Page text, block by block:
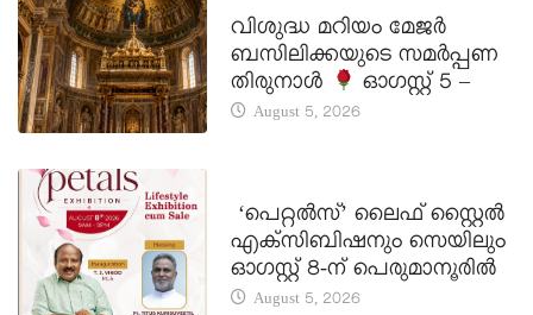
വിശുദ്ധ മറിയം മേജർ
ബസിലിക്കയുടെ സമർപ്പണ
തിരുനാൾ
ഓഗസ്റ്റ് 5 –
August 5, 2026
‘പെറ്റൽസ്’ ലൈഫ് സ്റ്റൈൽ
എക്സിബിഷനും സെയിലും
ഓഗസ്റ്റ് 8-ന് പെരുമാനൂരിൽ
August 5, 2026